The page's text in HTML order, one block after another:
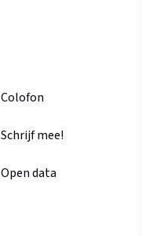
Colofon
Schrijf mee!
Open data